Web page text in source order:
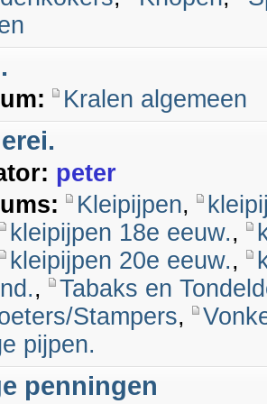
Kralen algemeen
peter
Kleipijpen,
kleipijpen 18e eeuw.,
kleipijpen 20e eeuw.,
,
Tabaks en
Stampers,
pijpen.
penningen